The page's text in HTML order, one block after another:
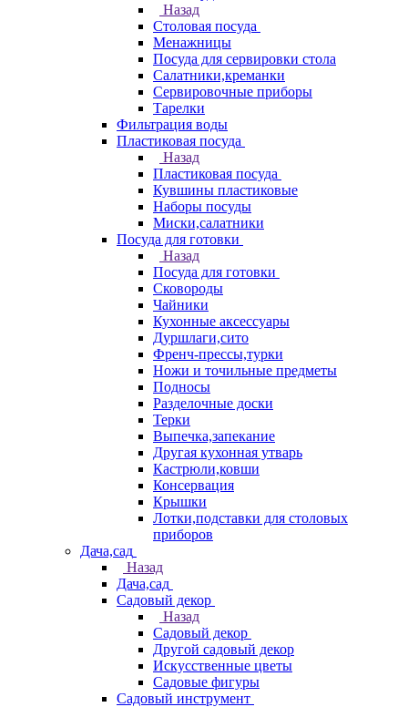
Назад
Столовая посуда
Менажницы
Посуда для сервировки стола
Салатники,креманки
Сервировочные приборы
Тарелки
Фильтрация воды
Пластиковая посуда
Назад
Пластиковая посуда
Кувшины пластиковые
Наборы посуды
Миски,салатники
Посуда для готовки
Назад
Посуда для готовки
Сковороды
Чайники
Кухонные аксессуары
Дуршлаги,сито
Френч-прессы,турки
Ножи и точильные предметы
Подносы
Разделочные доски
Терки
Выпечка,запекание
Другая кухонная утварь
Кастрюли,ковши
Консервация
Крышки
Лотки,подставки для столовых
приборов
Дача,сад
Назад
Дача,сад
Садовый декор
Назад
Садовый декор
Другой садовый декор
Искусственные цветы
Садовые фигуры
Садовый инструмент